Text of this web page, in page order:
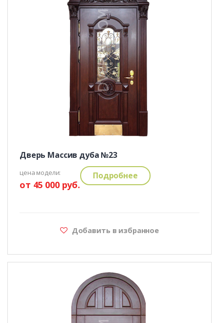
Дверь Массив дуба №23
цена модели:
от 45 000 руб.
Подробнее
Добавить в избранное